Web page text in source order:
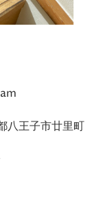
八王子市廿里町